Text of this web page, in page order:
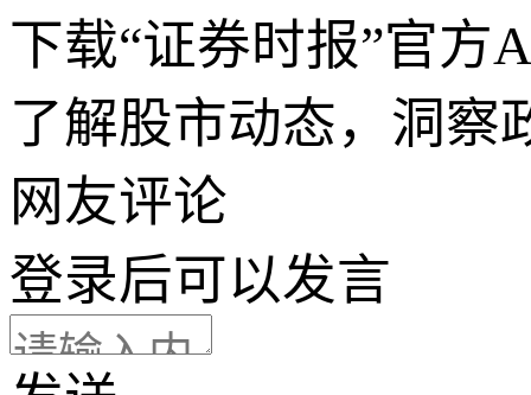
下载“证券时报”官方
了解股市动态，洞察
网友评论
登录后可以发言